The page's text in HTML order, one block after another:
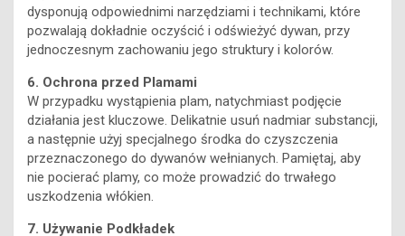
dysponują odpowiednimi narzędziami i technikami, które
pozwalają dokładnie oczyścić i odświeżyć dywan, przy
jednoczesnym zachowaniu jego struktury i kolorów.
6. Ochrona przed Plamami
W przypadku wystąpienia plam, natychmiast podjęcie
działania jest kluczowe. Delikatnie usuń nadmiar substancji,
a następnie użyj specjalnego środka do czyszczenia
przeznaczonego do dywanów wełnianych. Pamiętaj, aby
nie pocierać plamy, co może prowadzić do trwałego
uszkodzenia włókien.
7. Używanie Podkładek